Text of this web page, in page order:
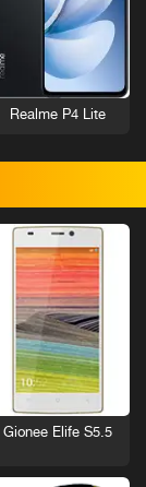
Realme P4 Lite
Gionee Elife S5.5